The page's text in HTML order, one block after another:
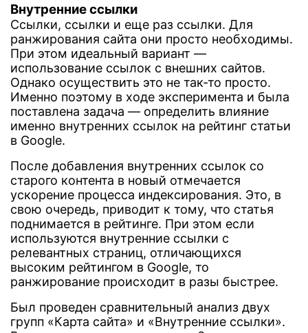
Внутренние ссылки
Ссылки, ссылки и еще раз ссылки. Для
ранжирования сайта они просто необходимы.
При этом идеальный вариант —
использование ссылок с внешних сайтов.
Однако осуществить это не так-то просто.
Именно поэтому в ходе эксперимента и была
поставлена задача — определить влияние
именно внутренних ссылок на рейтинг статьи
в Google.
После добавления внутренних ссылок со
старого контента в новый отмечается
ускорение процесса индексирования. Это, в
свою очередь, приводит к тому, что статья
поднимается в рейтинге. При этом если
используются внутренние ссылки с
релевантных страниц, отличающихся
высоким рейтингом в Google, то
ранжирование происходит в разы быстрее.
Был проведен сравнительный анализ двух
групп «Карта сайта» и «Внутренние ссылки».